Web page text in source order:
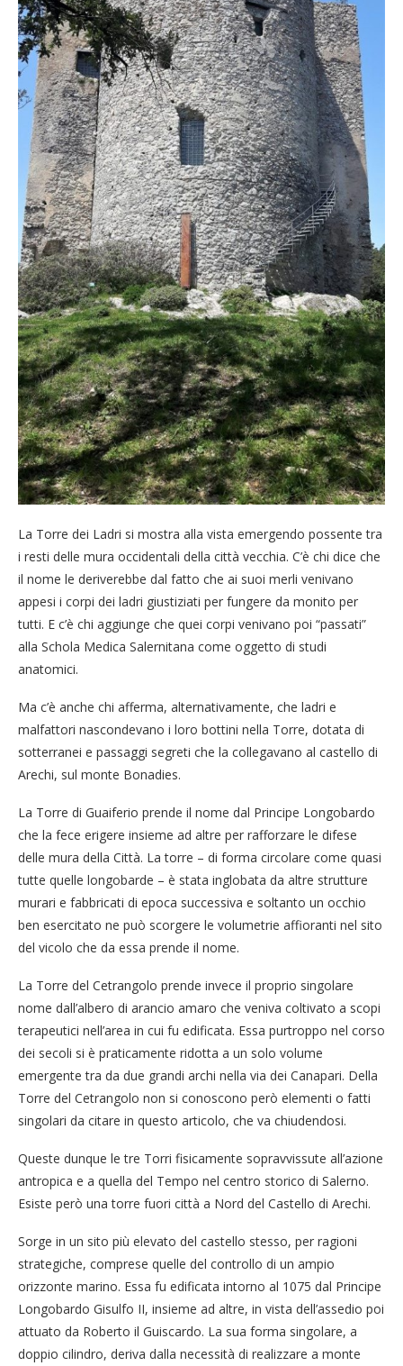
La Torre dei Ladri si mostra alla vista emergendo possente tra
i resti delle mura occidentali della città vecchia. C’è chi dice che
il nome le deriverebbe dal fatto che ai suoi merli venivano
appesi i corpi dei ladri giustiziati per fungere da monito per
tutti. E c’è chi aggiunge che quei corpi venivano poi “passati”
alla Schola Medica Salernitana come oggetto di studi
anatomici.
Ma c’è anche chi afferma, alternativamente, che ladri e
malfattori nascondevano i loro bottini nella Torre, dotata di
sotterranei e passaggi segreti che la collegavano al castello di
Arechi, sul monte Bonadies.
La Torre di Guaiferio prende il nome dal Principe Longobardo
che la fece erigere insieme ad altre per rafforzare le difese
delle mura della Città. La torre – di forma circolare come quasi
tutte quelle longobarde – è stata inglobata da altre strutture
murari e fabbricati di epoca successiva e soltanto un occhio
ben esercitato ne può scorgere le volumetrie affioranti nel sito
del vicolo che da essa prende il nome.
La Torre del Cetrangolo prende invece il proprio singolare
nome dall’albero di arancio amaro che veniva coltivato a scopi
terapeutici nell’area in cui fu edificata. Essa purtroppo nel corso
dei secoli si è praticamente ridotta a un solo volume
emergente tra da due grandi archi nella via dei Canapari. Della
Torre del Cetrangolo non si conoscono però elementi o fatti
singolari da citare in questo articolo, che va chiudendosi.
Queste dunque le tre Torri fisicamente sopravvissute all’azione
antropica e a quella del Tempo nel centro storico di Salerno.
Esiste però una torre fuori città a Nord del Castello di Arechi.
Sorge in un sito più elevato del castello stesso, per ragioni
strategiche, comprese quelle del controllo di un ampio
orizzonte marino. Essa fu edificata intorno al 1075 dal Principe
Longobardo Gisulfo II, insieme ad altre, in vista dell’assedio poi
attuato da Roberto il Guiscardo. La sua forma singolare, a
doppio cilindro, deriva dalla necessità di realizzare a monte